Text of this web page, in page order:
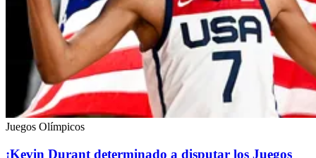
Juegos Olímpicos
¡Kevin Durant determinado a disputar los Juegos